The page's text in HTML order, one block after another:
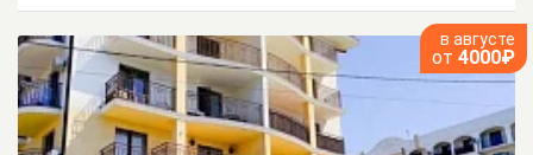
в августе
от 4000₽